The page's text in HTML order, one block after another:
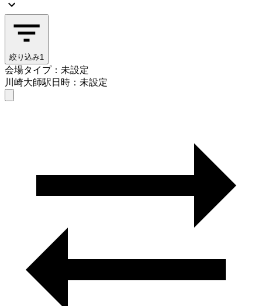
絞り込み1
会場タイプ：未設定
川崎大師駅日時：未設定